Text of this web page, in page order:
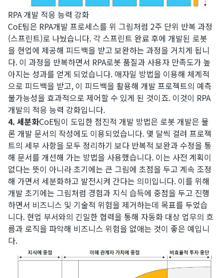
RPA 개발 적응 능력 강화
​CoE팀은 RPA개발 프로세스를 위 그림처럼 2주 단위 반복 과정
(스프린트)로 나눴습니다. 각 스프린트 완료 후에 개발된 로봇
을 현업에 제공해 피드백을 받고 보완하는 과정을 거치게 됩니
다. 이 과정을 반복하면서 RPA로봇 품질과 사용자 만족도가 높
아지는 성과를 얻게 되었습니다. 애자일 방법을 이용해 체계적
으로 피드백을 받고, 이 피드백을 활용해 개발 프로젝트의 예측
불가능성을 효과적으로 제어할 수 있게 된 것이죠. 이것이 RPA
개발의 적응 능력 강화입니다.
4. 세분화CoE팀이 도입한 점진적 개발 방법은 로봇 개발은 물
론 개발 문서의 작성에도 이용되었습니다. 몇 달씩 걸려 프로젝
트의 세부 사항을 모두 정리하기 보다 반복적 보완과 수정을 통
해 문서를 개선해 가는 방법을 사용했습니다. 이는 사전 계획이
없다는 뜻이 아니라 초기에는 큰 그림에 초점을 두고 계속 조정
해 가면서 세분화하고 발전시켜 간다는 의미입니다. 이를 위해
개발 초기에는 그림처럼 경험과 지식 습득에 중점을 두고 진행
하면서 비즈니스 및 기술적 위험을 제거하는데 목표를 두었습
니다. 현업 부서와의 긴밀한 협력을 통해 자동화 대상 업무의 흐
름과 로직을 파악해 비즈니스 위험을 없애는 것이 좋은 예입니
다.